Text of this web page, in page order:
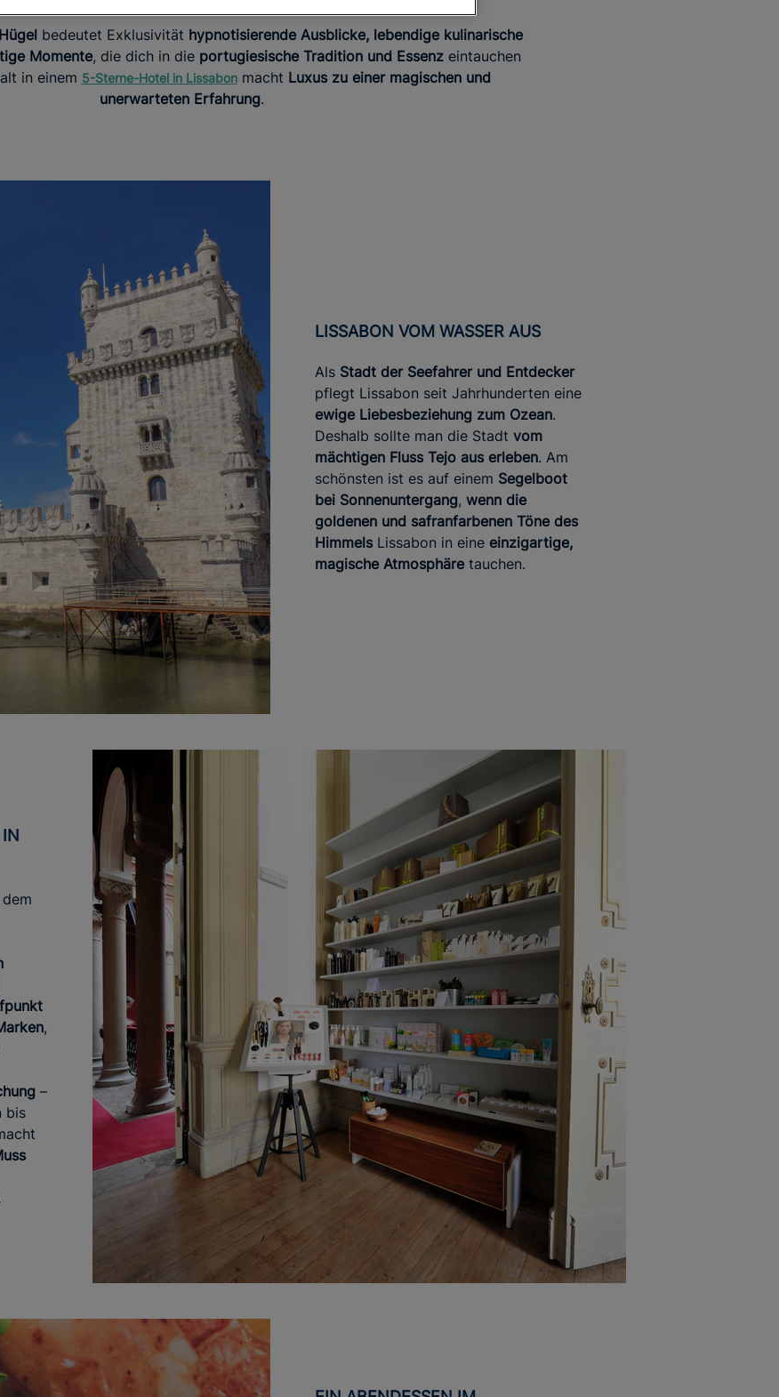
bedeutet Exklusivität hypnotisierende Ausblicke, lebendige kulinarische
Momente, die dich in die portugiesische Tradition und Essenzeintauchen
in einem 5-Sterne-Hotel in Lissabonmacht Luxus zu einer magischen und
unerwarteten Erfahrung.
LISSABON VOM WASSER AUS
Als Stadt der Seefahrer und Entdecker
pflegt Lissabon seit Jahrhunderten eine
ewige Liebesbeziehung zum Ozean.
Deshalb sollte man die Stadt vom
mächtigen Fluss Tejo aus erleben. Am
schönsten ist es auf einem Segelboot
bei Sonnenuntergang, wenn die
goldenen und safranfarbenen Töne des
Himmels Lissabon in eine einzigartige,
magische Atmosphäre tauchen.
,
–
bis